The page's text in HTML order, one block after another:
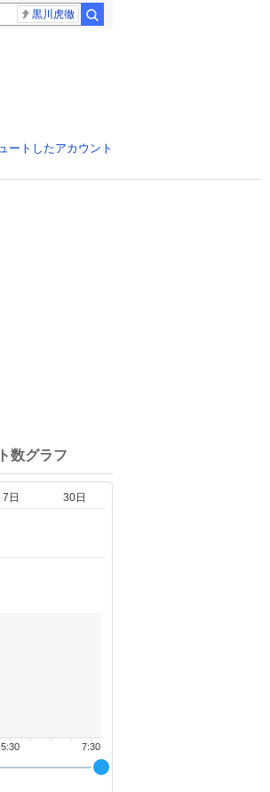
黒川虎徹
ートしたアカウント
数グラフ
7日 30日
7:30
5:30